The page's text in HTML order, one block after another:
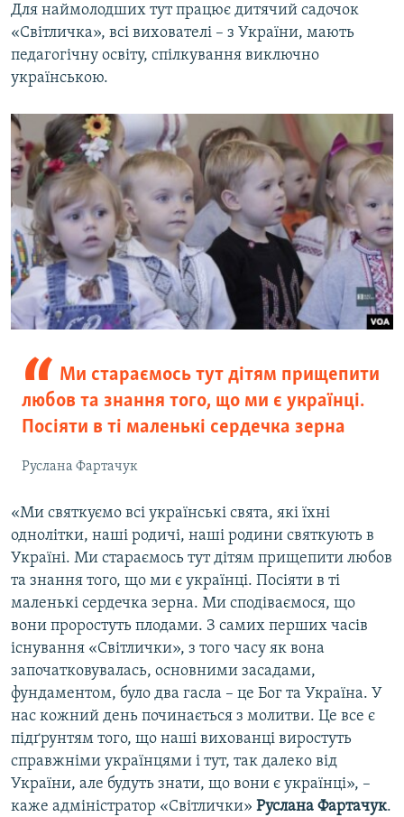
Для наймолодших тут працює дитячий садочок
«Світличка», всі вихователі – з України, мають
педагогічну освіту, спілкування виключно
українською.
Ми стараємось тут дітям прищепити
любов та знання того, що ми є українці.
Посіяти в ті маленькі сердечка зерна
Руслана Фартачук
«Ми святкуємо всі українські свята, які їхні
однолітки, наші родичі, наші родини святкують в
Україні. Ми стараємось тут дітям прищепити любов
та знання того, що ми є українці. Посіяти в ті
маленькі сердечка зерна. Ми сподіваємося, що
вони проростуть плодами. З самих перших часів
існування «Світлички», з того часу як вона
започатковувалась, основними засадами,
фундаментом, було два гасла – це Бог та Україна. У
нас кожний день починається з молитви. Це все є
підґрунтям того, що наші вихованці виростуть
справжніми українцями і тут, так далеко від
України, але будуть знати, що вони є українці», –
каже адміністратор «Світлички» Руслана Фартачук.